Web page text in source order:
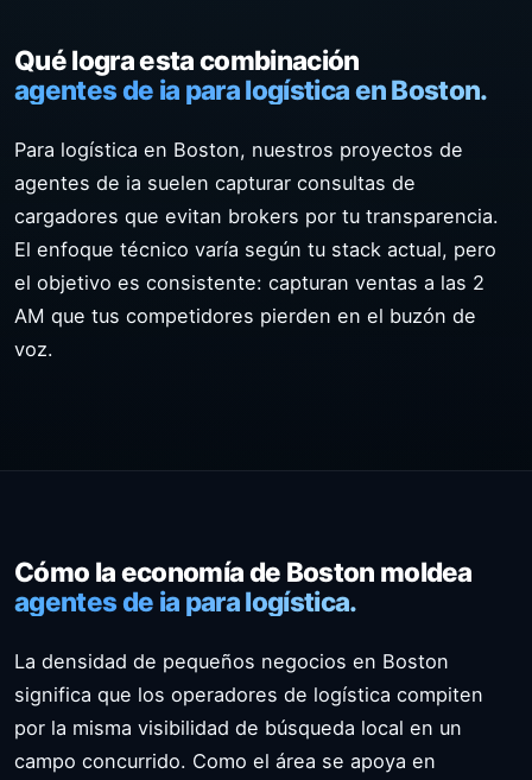
Qué logra esta combinación
agentes de ia para logística en Boston.
Para logística en Boston, nuestros proyectos de
agentes de ia suelen capturar consultas de
cargadores que evitan brokers por tu transparencia.
El enfoque técnico varía según tu stack actual, pero
el objetivo es consistente: capturan ventas a las 2
AM que tus competidores pierden en el buzón de
voz.
Cómo la economía de Boston moldea
agentes de ia para logística.
La densidad de pequeños negocios en Boston
significa que los operadores de logística compiten
por la misma visibilidad de búsqueda local en un
campo concurrido. Como el área se apoya en